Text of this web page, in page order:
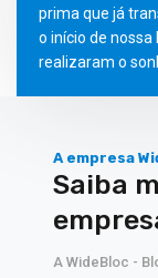
prima que já
o início de
realizaram o
A empresa
Saiba
A WideBloc -